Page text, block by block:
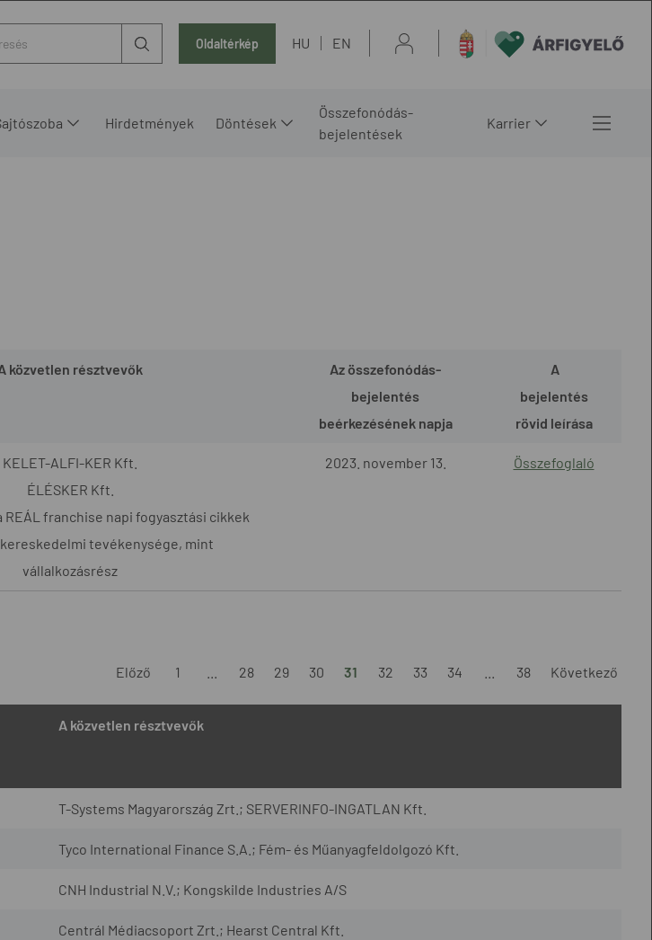
Oldaltérkép HU EN
Hirdetmények Döntések
Összefonódás-
bejelentések
Karrier
közvetlen résztvevők
Az összefonódás-
bejelentés
beérkezésének napja
A
bejelentés
rövid leírása
KELET-ALFI-KER Kft.
ÉLÉSKER Kft.
REÁL franchise napi fogyasztási cikkek
tevékenysége, mint
vállalkozásrész
2023. november 13. Összefoglaló
Előző 1 28 29 30 31 32 33 34 38 Következő
A közvetlen résztvevők
T-Systems Magyarország Zrt.; SERVERINFO-INGATLAN Kft.
Tyco International Finance S.A.; Fém- és Műanyagfeldolgozó Kft.
CNH Industrial N.V.; Kongskilde Industries A/S
Centrál Médiacsoport Zrt.; Hearst Central Kft.